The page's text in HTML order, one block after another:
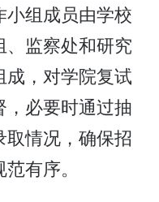
组成员由学校
监察处和研究
，对学院复试
必要时通过抽
情况，确保招
有序。